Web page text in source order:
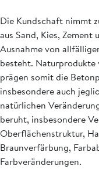
Die Kundschaft nimmt
aus Sand, Kies,
Ausnahme von
besteht. Naturprodukte
prägen somit die
insbesondere auch
natürlichen
beruht, insbesondere
Oberflächenstruktur,
Braunverfärbung,
Farbveränderungen.